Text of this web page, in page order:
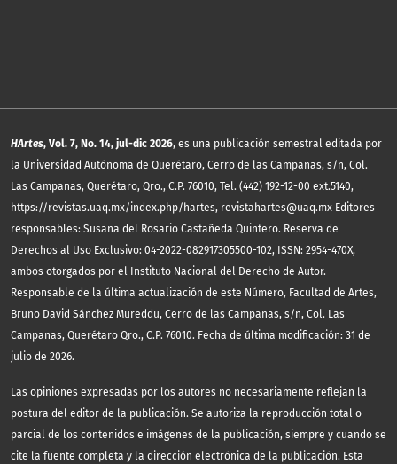
HArtes, Vol. 7, No. 14, jul-dic 2026, es una publicación semestral editada por
la Universidad Autónoma de Querétaro, Cerro de las Campanas, s/n, Col.
Las Campanas, Querétaro, Qro., C.P. 76010, Tel. (442) 192-12-00 ext.5140,
https://revistas.uaq.mx/index.php/hartes, revistahartes@uaq.mx Editores
responsables: Susana del Rosario Castañeda Quintero. Reserva de
Derechos al Uso Exclusivo: 04-2022-082917305500-102, ISSN: 2954-470X,
ambos otorgados por el Instituto Nacional del Derecho de Autor.
Responsable de la última actualización de este Número, Facultad de Artes,
Bruno David Sánchez Mureddu, Cerro de las Campanas, s/n, Col. Las
Campanas, Querétaro Qro., C.P. 76010. Fecha de última modificación: 31 de
julio de 2026.
Las opiniones expresadas por los autores no necesariamente reflejan la
postura del editor de la publicación. Se autoriza la reproducción total o
parcial de los contenidos e imágenes de la publicación, siempre y cuando se
cite la fuente completa y la dirección electrónica de la publicación. Esta